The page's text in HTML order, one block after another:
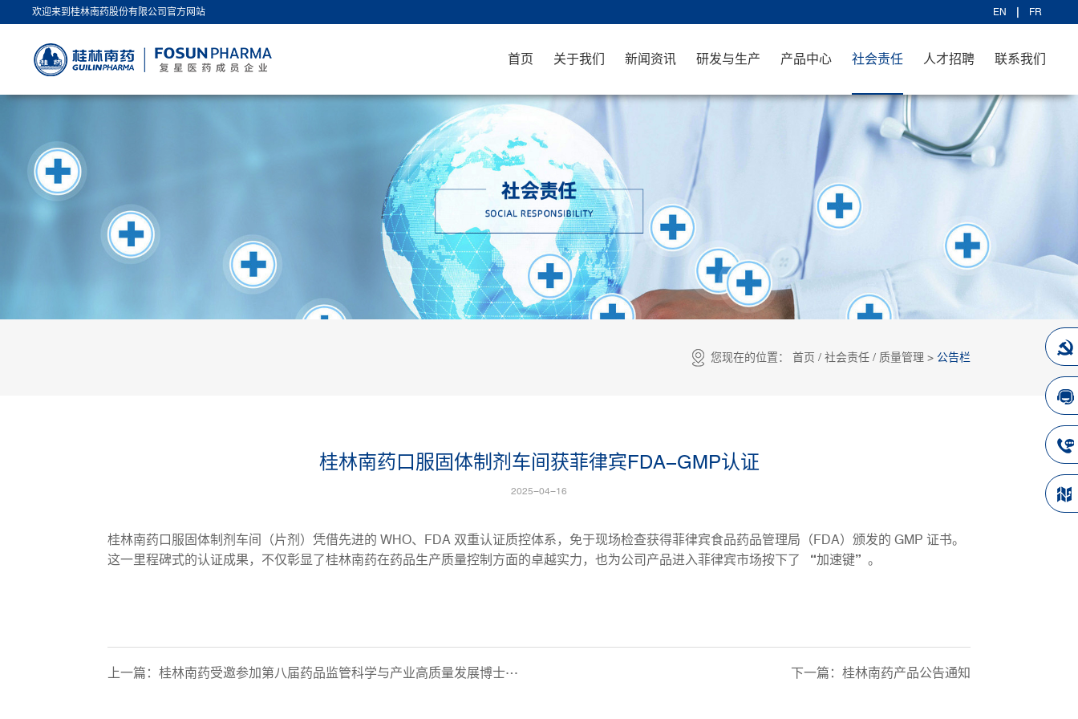
欢迎来到桂林南药股份有限公司官方网站 EN FR
首页 关于我们 新闻资讯 研发与生产 产品中心 社会责任 人才招聘 联系我们
您现在的位置： 首页 / 社会责任 / 质量管理 > 公告栏
桂林南药口服固体制剂车间获菲律宾FDA-GMP认证
2025-04-16
桂林南药 口服固体制剂车间（片剂）凭借先进的 WHO、FDA 双重认证质控体系，免于现场检查获得菲律宾食品药品管理局（FDA）颁发的 GMP 证书。
这一里程碑式的认证成果，不仅彰显了桂林南药在药品生产质量控制方面的卓越实力，也为公司产品进入菲律宾市场按下了 “加速键”。
上一篇：桂林南药受邀参加第八届药品监管科学与产业高质量发展博士后学术交流活动 下一篇： 桂林南药产品公告通知